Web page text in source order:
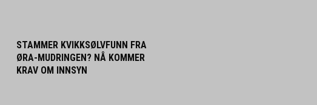
STAMMER KVIKKSØLVFUNN FRA
ØRA-MUDRINGEN? NÅ KOMMER
KRAV OM INNSYN